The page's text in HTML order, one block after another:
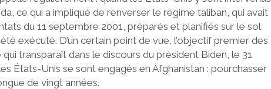
ce qui a impliqué de renverser le régime taliban, qui avait
du 11 septembre 2001, préparés et planifiés sur le sol
exécuté. D’un certain point de vue, l’objectif premier des
transparaît dans le discours du président Biden, le 31
États-Unis se sont engagés en Afghanistan : pourchasser
de vingt années.